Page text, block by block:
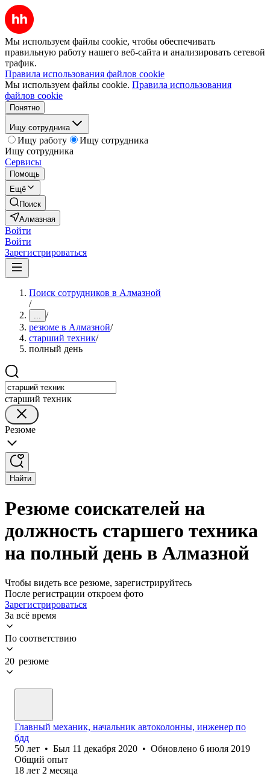
Мы используем файлы cookie, чтобы обеспечивать
правильную работу нашего веб-сайта и анализировать сетевой
трафик.
Правила использования файлов cookie
Мы используем файлы cookie. Правила использования
файлов cookie
Понятно
Ищу сотрудника
Ищу работу
Ищу сотрудника
Ищу сотрудника
Сервисы
Помощь
Ещё
Поиск
Алмазная
Войти
Войти
Зарегистрироваться
Поиск сотрудников в Алмазной
/
... /
резюме в Алмазной/
старший техник/
полный день
старший техник
Резюме
Найти
Резюме соискателей на
должность старшего техника
на полный день в Алмазной
Чтобы видеть все резюме, зарегистрируйтесь
После регистрации откроем фото
Зарегистрироваться
За всё время
По соответствию
20 резюме
Главный механик, начальник автоколонны, инженер по
бдд
50 лет • Был 11 декабря 2020 • Обновлено 6 июля 2019
Общий опыт
18 лет 2 месяца